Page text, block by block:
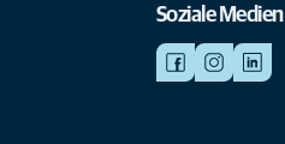
Soziale Medien